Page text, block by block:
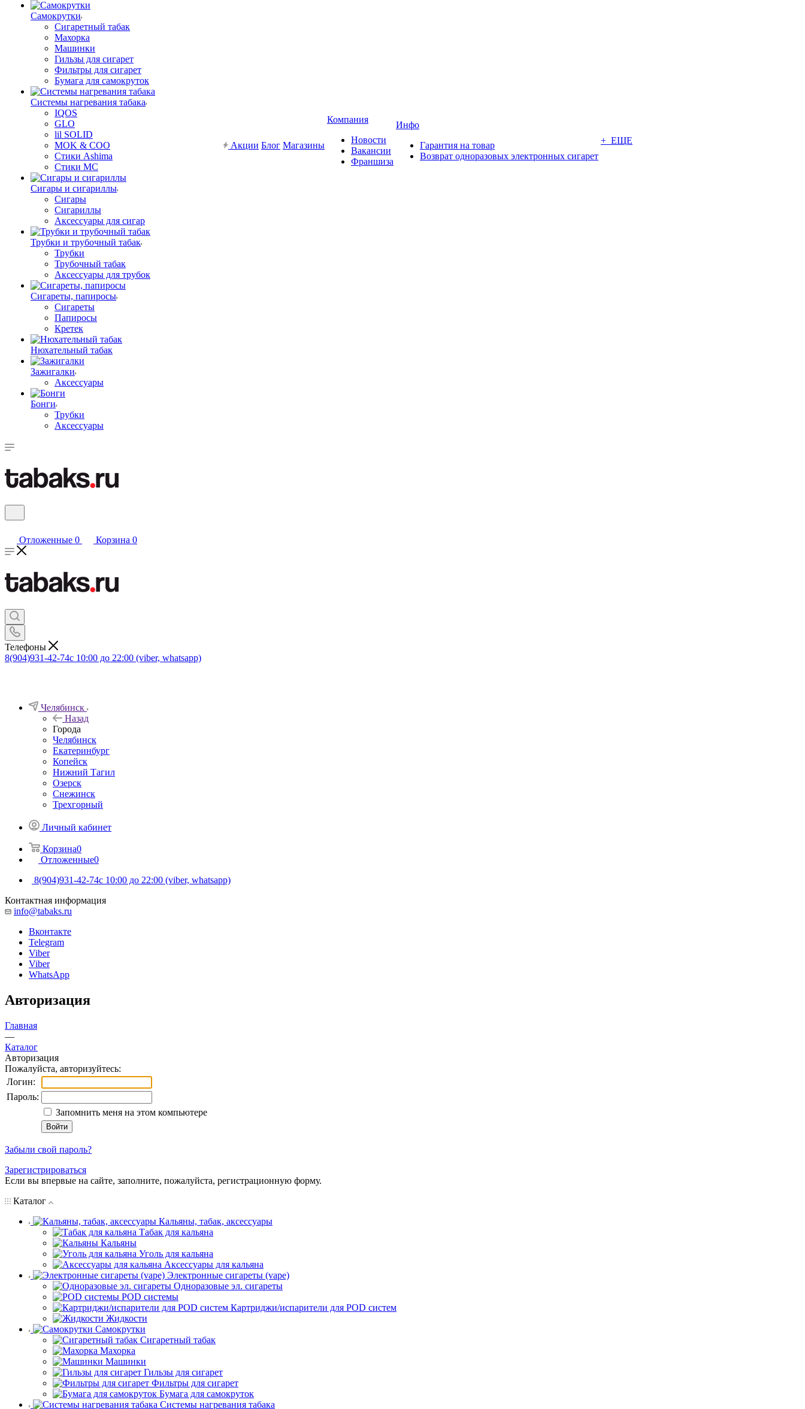
Самокрутки
Сигаретный табак
Махорка
Машинки
Гильзы для сигарет
Фильтры для сигарет
Бумага для самокруток
Системы нагревания табака
IQOS
GLO
lil SOLID
MOK & COO
Стики Ashima
Стики MC
Сигары и сигариллы
Сигары
Сигариллы
Аксессуары для сигар
Трубки и трубочный табак
Трубки
Трубочный табак
Аксессуары для трубок
Сигареты, папиросы
Сигареты
Папиросы
Кретек
Нюхательный табак
Зажигалки
Аксессуары
Бонги
Трубки
Аксессуары
Акции Блог Магазины
Компания
Новости
Вакансии
Франшиза
Инфо
Гарантия на товар
Возврат одноразовых электронных сигарет
+ ЕЩЕ
Отложенные 0 Корзина 0
Телефоны
8(904)931-42-74с 10:00 до 22:00 (viber, whatsapp)
Челябинск
Назад
Города
Челябинск
Екатеринбург
Копейск
Нижний Тагил
Озерск
Снежинск
Трехгорный
Личный кабинет
Корзина0
Отложенные0
8(904)931-42-74с 10:00 до 22:00 (viber, whatsapp)
Контактная информация
info@tabaks.ru
Вконтакте
Telegram
Viber
Viber
WhatsApp
Авторизация
Главная
—
Каталог
Авторизация
Пожалуйста, авторизуйтесь:
Логин:
Пароль:
Запомнить меня на этом компьютере
Забыли свой пароль?
Зарегистрироваться
Если вы впервые на сайте, заполните, пожалуйста, регистрационную форму.
Каталог
Кальяны, табак, аксессуары
Табак для кальяна
Кальяны
Уголь для кальяна
Аксессуары для кальяна
Электронные сигареты (vape)
Одноразовые эл. сигареты
POD системы
Картриджи/испарители для POD систем
Жидкости
Самокрутки
Сигаретный табак
Махорка
Машинки
Гильзы для сигарет
Фильтры для сигарет
Бумага для самокруток
Системы нагревания табака